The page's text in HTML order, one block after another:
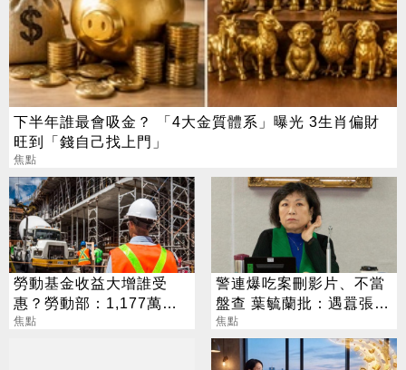
下半年誰最會吸金？ 「4大金質體系」曝光 3生肖偏財
旺到「錢自己找上門」
焦點
勞動基金收益大增誰受
惠？勞動部：1,177萬勞
工都可分紅
焦點
警連爆吃案刪影片、不當
盤查 葉毓蘭批：遇囂張則
軟弱
焦點